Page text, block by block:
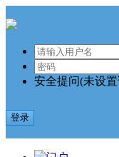
安全提问(未设
登录